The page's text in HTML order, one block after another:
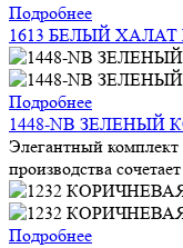
Подробнее
1613 БЕЛЫЙ
Подробнее
1448-NB ЗЕЛЕНЫЙ
Элегантный комплект
производства
Подробнее